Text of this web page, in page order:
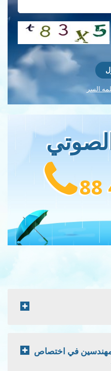
احصل على كلمة التحقق جديدة!
السر
88
خارجية لانتداب 03 مهندسين في اختصاص